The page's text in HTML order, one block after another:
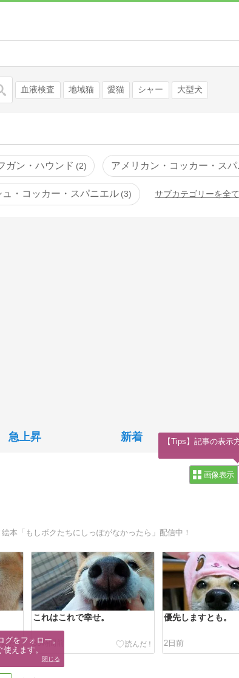
検索 血液検査 地域猫 愛猫 シャー 大型犬
ガン・ハウンド 2 アメリカン・コッカー・ス
・コッカー・スパニエル 3 サブカテゴリーを全
急上昇 新着
画像表示
本「もしボクたちにしっぽがなかったら」配信中！
これはこれで幸せ。
35時間前
優先しますとも。
2日前
グをフォロー。
えます。
閉じる
【Tips】記事の表示